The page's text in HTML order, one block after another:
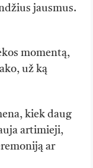
jausmus.
momentą,
už ką
kiek daug
artimieji,
ar